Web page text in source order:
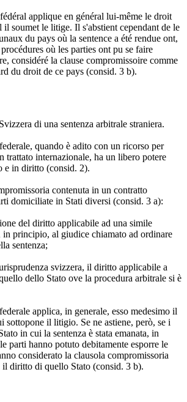
applique en général lui-même le droit
il soumet le litige. Il s'abstient cependant de le
du pays où la sentence a été rendue ont,
où les parties ont pu se faire
considéré la clause compromissoire comme
du droit de ce pays (consid. 3 b).
di una sentenza arbitrale straniera.
quando è adito con un ricorso per
trattato internazionale, ha un libero potere
e in diritto (consid. 2).
contenuta in un contratto
domiciliate in Stati diversi (consid. 3 a):
del diritto applicabile ad una simile
in principio, al giudice chiamato ad ordinare
sentenza;
svizzera, il diritto applicabile a
dello Stato ove la procedura arbitrale si è
applica, in generale, esso medesimo il
sottopone il litigio. Se ne astiene, però, se i
in cui la sentenza è stata emanata, in
parti hanno potuto debitamente esporre le
considerato la clausola compromissoria
il diritto di quello Stato (consid. 3 b).